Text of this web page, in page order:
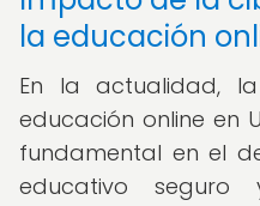
la educación
En la actualidad,
educación online en
fundamental en el
educativo